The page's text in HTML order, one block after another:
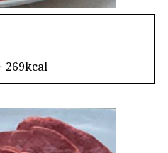
269kcal